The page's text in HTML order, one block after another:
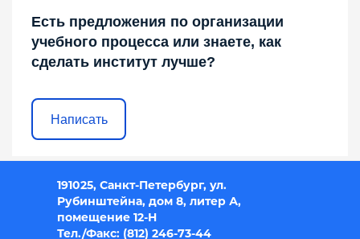
Есть предложения по организации
учебного процесса или знаете, как
сделать институт лучше?
Написать
191025, Санкт-Петербург, ул.
Рубинштейна, дом 8, литер А,
помещение 12-Н
Тел./Факс: (812) 246-73-44